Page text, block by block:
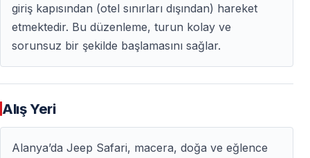
Gün Sonu: Unutulmaz Anılarla Dönüş
Tur sonunda, doğa manzaraları, eğlenceli su savaşları
ve keyifli bir ekip eşliğinde geçen dolu dolu bir günün
ardından otelinize geri dönersiniz.Alanya Jeep Safari,
tatiliniz boyunca en çok hatırlayacağınız aktivitelerden
giriş kapısından (otel sınırları dışından) hareket
etmektedir. Bu düzenleme, turun kolay ve
sorunsuz bir şekilde başlamasını sağlar.
Alış Yeri
Alanya’da Jeep Safari, macera, doğa ve eğlence